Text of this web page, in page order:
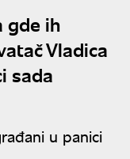
gde ih
Vladica
sada
u panici